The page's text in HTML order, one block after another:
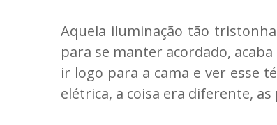
Aquela iluminação tão
para se manter acordado,
ir logo para a cama e ver esse
elétrica, a coisa era diferente,